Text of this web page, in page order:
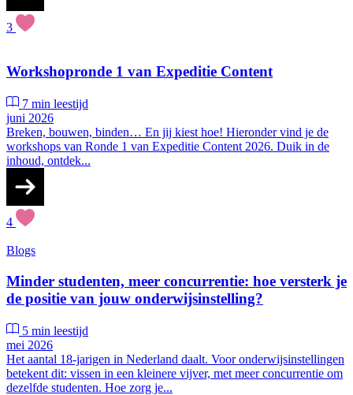
3
Workshopronde 1 van Expeditie Content
7 min leestijd
juni 2026
Breken, bouwen, binden… En jij kiest hoe! Hieronder vind je de
workshops van Ronde 1 van Expeditie Content 2026. Duik in de
inhoud, ontdek...
4
Blogs
Minder studenten, meer concurrentie: hoe versterk je
de positie van jouw onderwijsinstelling?
5 min leestijd
mei 2026
Het aantal 18-jarigen in Nederland daalt. Voor onderwijsinstellingen
betekent dit: vissen in een kleinere vijver, met meer concurrentie om
dezelfde studenten. Hoe zorg je...